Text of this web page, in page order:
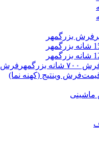
فرش بزرگمهر
فرش 700 شانه بزرگمهر
فرش وینتیج (کهنه نما)